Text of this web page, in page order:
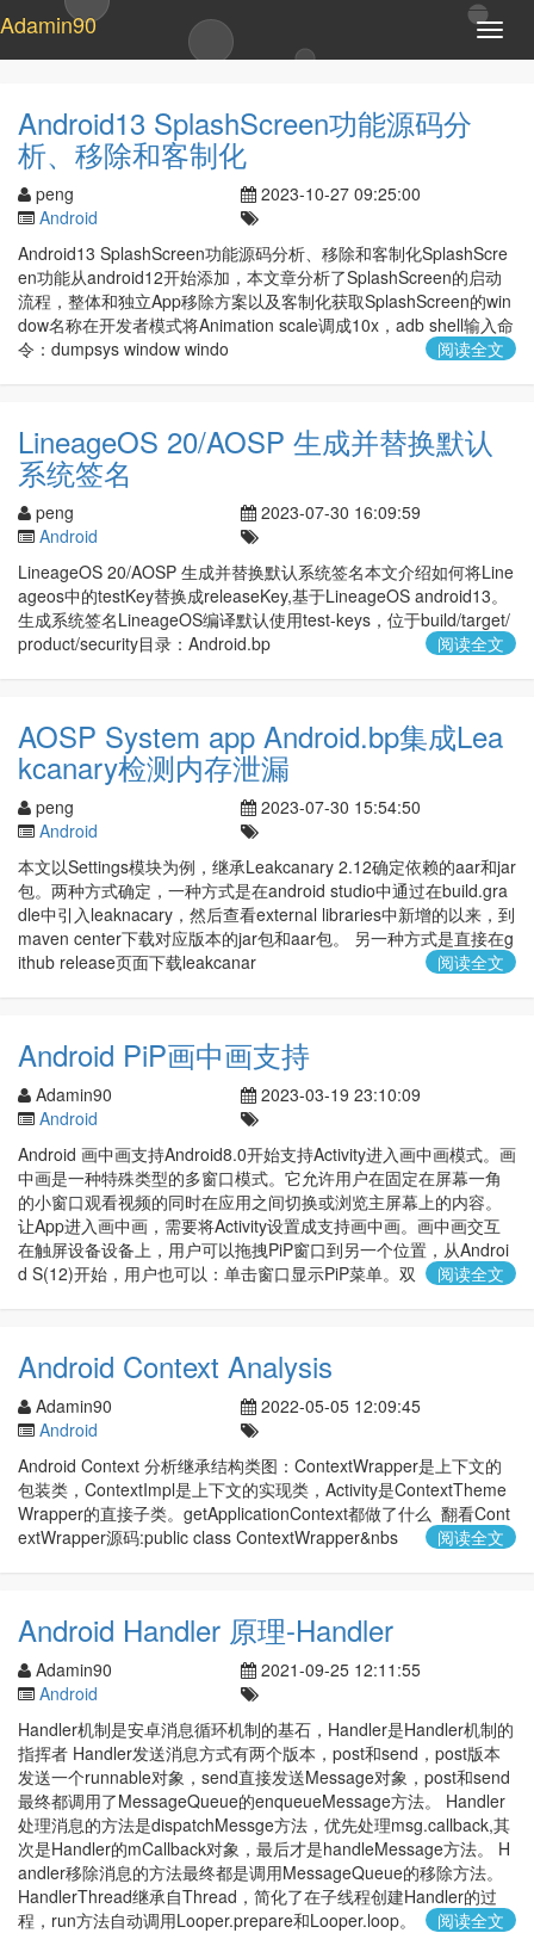
T
o
i
g
a
t
i
o
Adamin90
Android13 SplashScreen功能源码分
析、移除和客制化
peng
2023-10-27 09:25:00
Android
Android13 SplashScreen功能源码分析、移除和客制化SplashScre
en功能从android12开始添加，本文章分析了SplashScreen的启动
流程，整体和独立App移除方案以及客制化获取SplashScreen的win
dow名称在开发者模式将Animation scale调成10x，adb shell输入命
令：dumpsys window windo
阅读全文
LineageOS 20/AOSP 生成并替换默认
系统签名
peng
2023-07-30 16:09:59
Android
LineageOS 20/AOSP 生成并替换默认系统签名本文介绍如何将Line
ageos中的testKey替换成releaseKey,基于LineageOS android13。
生成系统签名LineageOS编译默认使用test-keys，位于build/target/
product/security目录：Android.bp
阅读全文
AOSP System app Android.bp集成Lea
kcanary检测内存泄漏
peng
2023-07-30 15:54:50
Android
本文以Settings模块为例，继承Leakcanary 2.12确定依赖的aar和jar
包。两种方式确定，一种方式是在android studio中通过在build.gra
dle中引入leaknacary，然后查看external libraries中新增的以来，到
maven center下载对应版本的jar包和aar包。 另一种方式是直接在g
ithub release页面下载leakcanar
阅读全文
Android PiP画中画支持
Adamin90
2023-03-19 23:10:09
Android
Android 画中画支持Android8.0开始支持Activity进入画中画模式。画
中画是一种特殊类型的多窗口模式。它允许用户在固定在屏幕一角
的小窗口观看视频的同时在应用之间切换或浏览主屏幕上的内容。
让App进入画中画，需要将Activity设置成支持画中画。画中画交互
在触屏设备设备上，用户可以拖拽PiP窗口到另一个位置，从Androi
d S(12)开始，用户也可以：单击窗口显示PiP菜单。双
阅读全文
Android Context Analysis
Adamin90
2022-05-05 12:09:45
Android
Android Context 分析继承结构类图：ContextWrapper是上下文的
包装类，ContextImpl是上下文的实现类，Activity是ContextTheme
Wrapper的直接子类。getApplicationContext都做了什么 翻看Cont
extWrapper源码:public class ContextWrapper&nbs
阅读全文
Android Handler 原理-Handler
Adamin90
2021-09-25 12:11:55
Android
Handler机制是安卓消息循环机制的基石，Handler是Handler机制的
指挥者 Handler发送消息方式有两个版本，post和send，post版本
发送一个runnable对象，send直接发送Message对象，post和send
最终都调用了MessageQueue的enqueueMessage方法。 Handler
处理消息的方法是dispatchMessge方法，优先处理msg.callback,其
次是Handler的mCallback对象，最后才是handleMessage方法。 H
andler移除消息的方法最终都是调用MessageQueue的移除方法。
HandlerThread继承自Thread，简化了在子线程创建Handler的过
程，run方法自动调用Looper.prepare和Looper.loop。
阅读全文